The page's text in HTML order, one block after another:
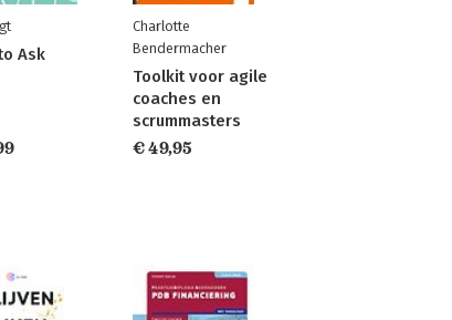
Ask
Charlotte
Bendermacher
Toolkit voor agile
coaches en
scrummasters
€ 49,95